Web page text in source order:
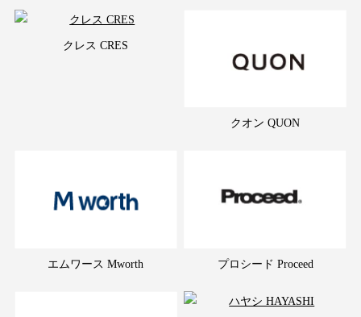
クレス CRES
クオン QUON
エムワース Mworth プロシード Proceed